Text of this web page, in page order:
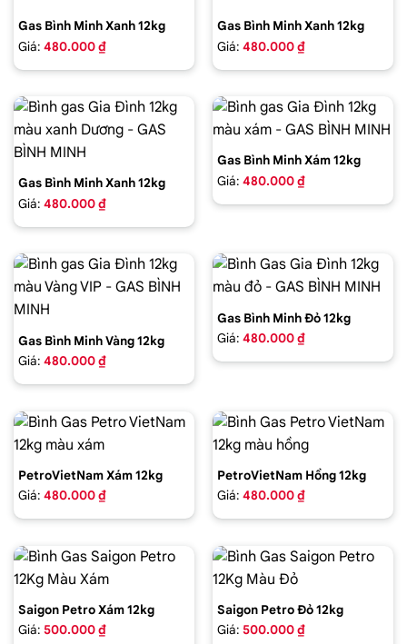
Gas Bình Minh Xanh 12kg
Giá: 480.000 ₫
Gas Bình Minh Xanh 12kg
Giá: 480.000 ₫
Gas Bình Minh Xanh 12kg
Giá: 480.000 ₫
Gas Bình Minh Xám 12kg
Giá: 480.000 ₫
Gas Bình Minh Vàng 12kg
Giá: 480.000 ₫
Gas Bình Minh Đỏ 12kg
Giá: 480.000 ₫
PetroVietNam Xám 12kg
Giá: 480.000 ₫
PetroVietNam Hồng 12kg
Giá: 480.000 ₫
Saigon Petro Xám 12kg
Giá: 500.000 ₫
Saigon Petro Đỏ 12kg
Giá: 500.000 ₫